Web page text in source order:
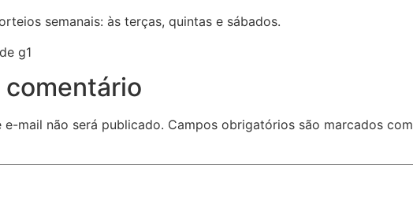
semanais: às terças, quintas e sábados.
g1
comentário
e-mail não será publicado. Campos obrigatórios são marcados com